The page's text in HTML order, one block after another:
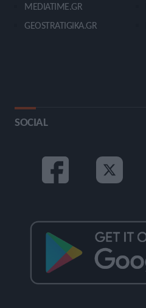
MEDIATIME.GR
GEOSTRATIGIKA.GR
SOCIAL